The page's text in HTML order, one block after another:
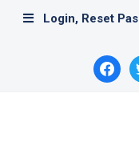
Login, Reset
facebook